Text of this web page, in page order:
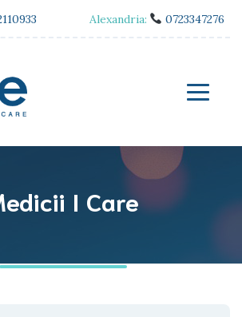
Alexandria: 0723347276
I Care